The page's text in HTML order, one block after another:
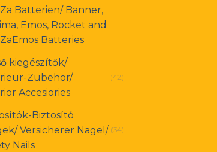
Batterien/ Banner,
Emos, Rocket and
Batteries
kiegészítők/
Zubehör/
Accesiories
(42)
Biztosító
Versicherer Nagel/
Nails
(34)